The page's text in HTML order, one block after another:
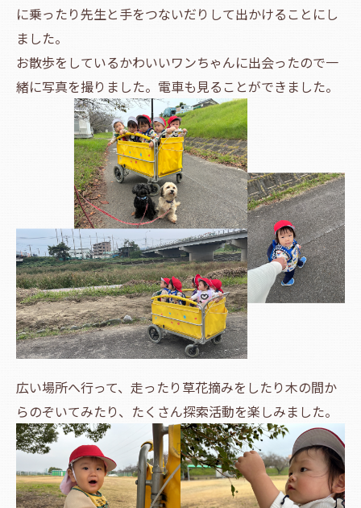
に乗ったり先生と手をつないだりして出かけることにし
ました。
お散歩をしているかわいいワンちゃんに出会ったので一
緒に写真を撮りました。電車も見ることができました。
広い場所へ行って、走ったり草花摘みをしたり木の間か
らのぞいてみたり、たくさん探索活動を楽しみました。